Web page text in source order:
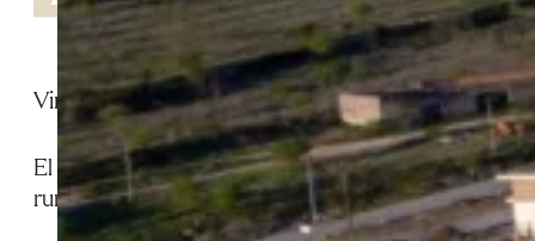
Vinaixa és un petit municipi de les Garrigues,
El municipi de Vinaixa es troba a la comarca de
rural molt arrelat i una estreta relació amb el